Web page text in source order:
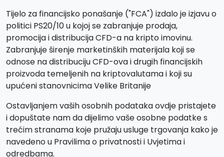
Tijelo za financijsko ponašanje ("FCA") izdalo je izjavu o
politici PS20/10 u kojoj se zabranjuje prodaja,
promocija i distribucija CFD-a na kripto imovinu.
Zabranjuje širenje marketinških materijala koji se
odnose na distribuciju CFD-ova i drugih financijskih
proizvoda temeljenih na kriptovalutama i koji su
upućeni stanovnicima Velike Britanije
Ostavljanjem vaših osobnih podataka ovdje pristajete
i dopuštate nam da dijelimo vaše osobne podatke s
trećim stranama koje pružaju usluge trgovanja kako je
navedeno u Pravilima o privatnosti i Uvjetima i
odredbama.